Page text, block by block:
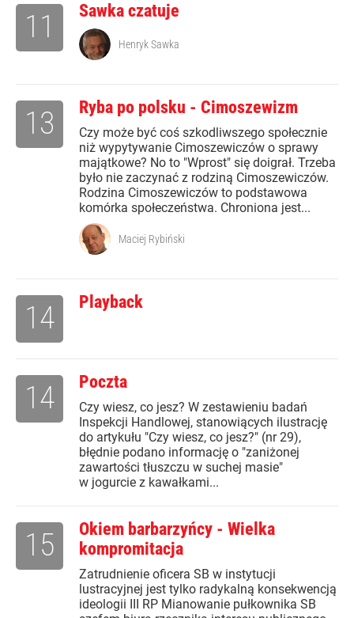
Sawka czatuje
11 Henryk Sawka
Ryba po polsku - Cimoszewizm
Czy może być coś szkodliwszego społecznie
niż wypytywanie Cimoszewiczów o sprawy
majątkowe? No to "Wprost" się doigrał. Trzeba
było nie zaczynać z rodziną Cimoszewiczów.
Rodzina Cimoszewiczów to podstawowa
komórka społeczeństwa. Chroniona jest...
13
Maciej Rybiński
Playback
14
Poczta
Czy wiesz, co jesz? W zestawieniu badań
Inspekcji Handlowej, stanowiących ilustrację
do artykułu "Czy wiesz, co jesz?" (nr 29),
błędnie podano informację o "zaniżonej
zawartości tłuszczu w suchej masie"
w jogurcie z kawałkami...
14
Okiem barbarzyńcy - Wielka
kompromitacja
Zatrudnienie oficera SB w instytucji
lustracyjnej jest tylko radykalną konsekwencją
ideologii III RP Mianowanie pułkownika SB
15